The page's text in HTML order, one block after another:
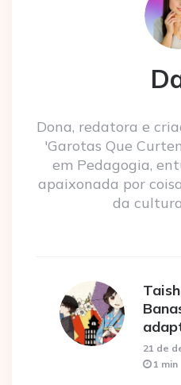
Dona, redatora e
'Garotas Que
em Pedagogia,
apaixonada por
da
21 de
1 min